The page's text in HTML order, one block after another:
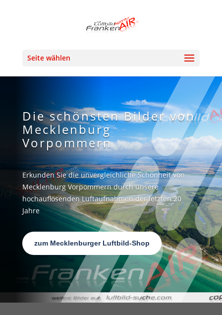
Seite wählen
Die schönsten Bilder von
Mecklenburg
Vorpommern
Erkunden Sie die unvergleichliche Schönheit von
Mecklenburg Vorpommern durch unsere
hochauflösenden Luftaufnahmen der letzten 20
Jahre
zum Mecklenburger Luftbild-Shop